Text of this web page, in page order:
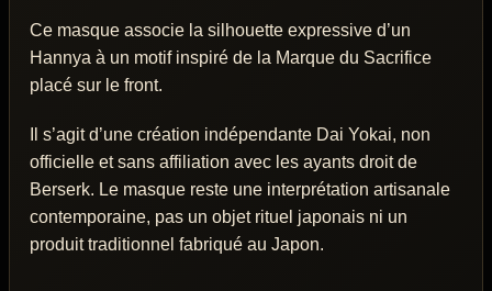
Ce masque associe la silhouette expressive d’un
Hannya à un motif inspiré de la Marque du Sacrifice
placé sur le front.
Il s’agit d’une création indépendante Dai Yokai, non
officielle et sans affiliation avec les ayants droit de
Berserk. Le masque reste une interprétation artisanale
contemporaine, pas un objet rituel japonais ni un
produit traditionnel fabriqué au Japon.